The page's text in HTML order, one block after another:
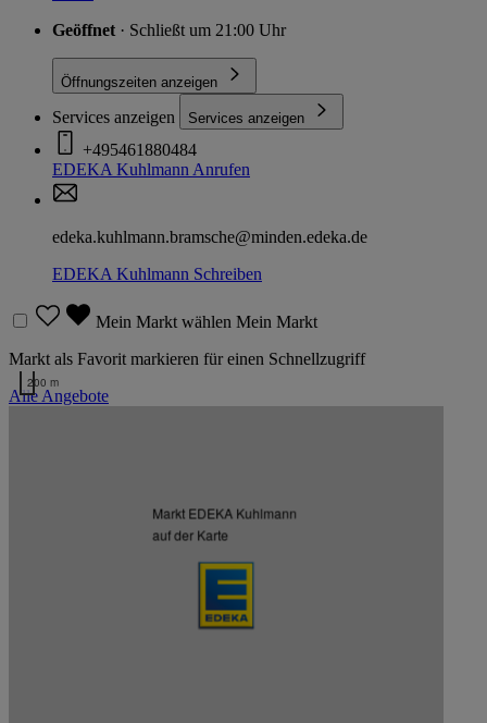
Geöffnet · Schließt um 21:00 Uhr
Öffnungszeiten anzeigen
Services anzeigen Services anzeigen
+495461880484
EDEKA Kuhlmann Anrufen
edeka.kuhlmann.bramsche@minden.edeka.de
EDEKA Kuhlmann Schreiben
Mein Markt wählen Mein Markt
Markt als Favorit markieren für einen Schnellzugriff
Alle Angebote
Markt EDEKA Kuhlmann
auf der Karte
200 m
Kartenansicht